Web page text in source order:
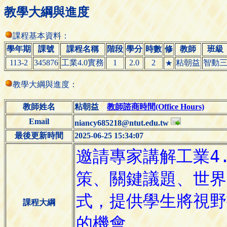
教學大綱與進度
課程基本資料：
學年期
課號 課程名稱 階段 學分 時數 修 教師
班級
113-2
345876 工業4.0實務 1 2.0 2 ★ 粘朝益 智動三
教學大綱與進度：
教師姓名 粘朝益教師諮商時間(Office Hours)
Email
niancy685218@ntut.edu.tw
最後更新時間
2025-06-25 15:34:07
課程大綱